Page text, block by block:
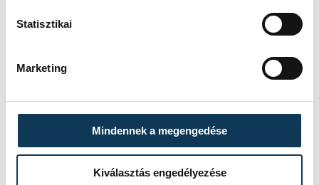
Statisztikai
Marketing
Mindennek a megengedése
Kiválasztás engedélyezése
TOVÁBBI CIKKEK
KÉZILABDA